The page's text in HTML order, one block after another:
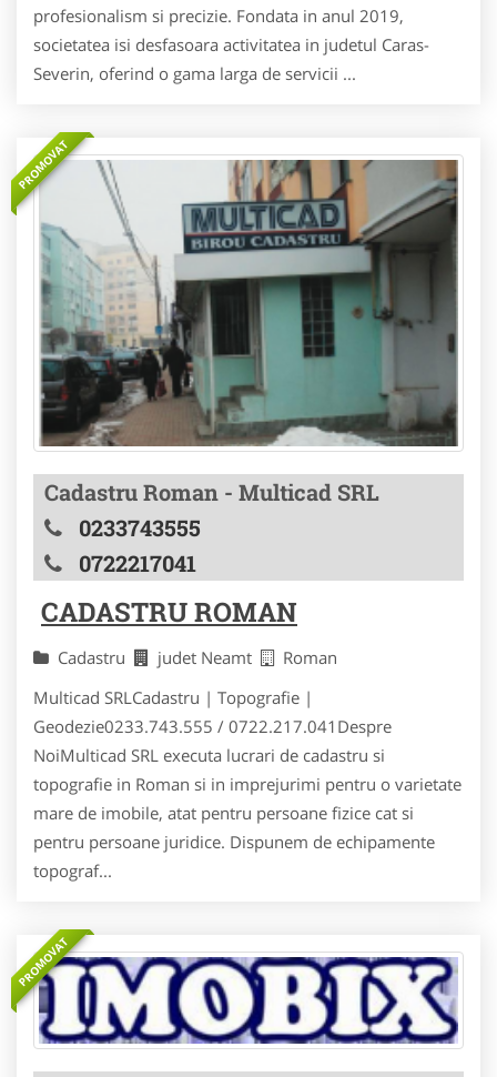
profesionalism si precizie. Fondata in anul 2019,
societatea isi desfasoara activitatea in judetul Caras-
Severin, oferind o gama larga de servicii ...
PROMOVAT
Cadastru Roman - Multicad SRL
0233743555
0722217041
CADASTRU ROMAN
Cadastru judet Neamt
Roman
Multicad SRLCadastru | Topografie |
Geodezie0233.743.555 / 0722.217.041Despre
NoiMulticad SRL executa lucrari de cadastru si
topografie in Roman si in imprejurimi pentru o varietate
mare de imobile, atat pentru persoane fizice cat si
pentru persoane juridice. Dispunem de echipamente
topograf...
PROMOVAT